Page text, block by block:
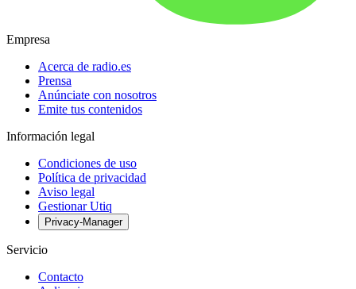
Empresa
Acerca de radio.es
Prensa
Anúnciate con nosotros
Emite tus contenidos
Información legal
Condiciones de uso
Política de privacidad
Aviso legal
Gestionar Utiq
Privacy-Manager
Servicio
Contacto